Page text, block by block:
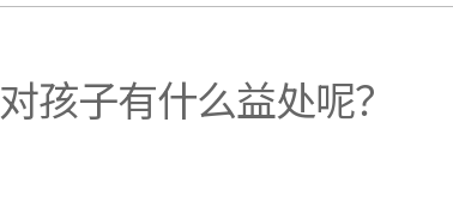
对孩子有什么益处呢？